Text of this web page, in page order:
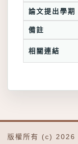
論文提出學期
備註
相關連結
版權所有 (c) 2026